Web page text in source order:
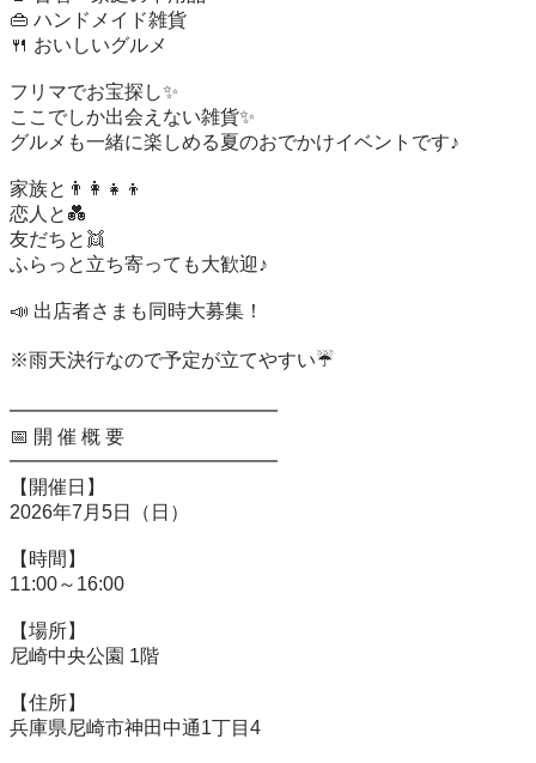
👜 ハンドメイド雑貨
🍴 おいしいグルメ
フリマでお宝探し✨
ここでしか出会えない雑貨✨
グルメも一緒に楽しめる夏のおでかけイベントです♪
家族と👨‍👩‍👧‍👦
恋人と💑
友だちと👯
ふらっと立ち寄っても大歓迎♪
📣 出店者さまも同時大募集！
※雨天決行なので予定が立てやすい☔
━━━━━━━━━━━━━━
📅 開 催 概 要
━━━━━━━━━━━━━━
【開催日】
2026年7月5日（日）
【時間】
11:00～16:00
【場所】
尼崎中央公園 1階
【住所】
兵庫県尼崎市神田中通1丁目4